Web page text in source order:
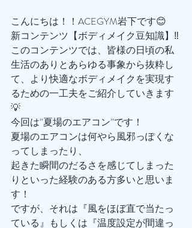
こんにちは！！ACEGYM岩下です😊
新コンテンツ【ボディメイク豆知識】‼️
このコンテンツでは、皆様の日頃の私
生活のありとあらゆる事象から抜粋し
て、より快適なボディメイクを実現す
るための一工夫をご紹介していきます
💡
今回は”夏場のエアコン”です！
夏場のエアコンは何やら風邪っぽくな
ってしまったり、
起きた瞬間のだるさを感じてしまった
りといった経験のある方多いと思いま
す！
ですが、それは『風をほぼ直で当たっ
ている』もしくは『温度設定が間違っ